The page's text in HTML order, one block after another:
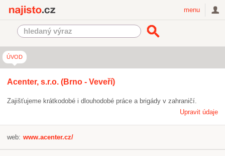
menu
ÚVOD
Acenter, s.r.o. (Brno - Veveří)
Zajišťujeme krátkodobé i dlouhodobé práce a brigády v zahraničí.
Upravit údaje
web: www.acenter.cz/